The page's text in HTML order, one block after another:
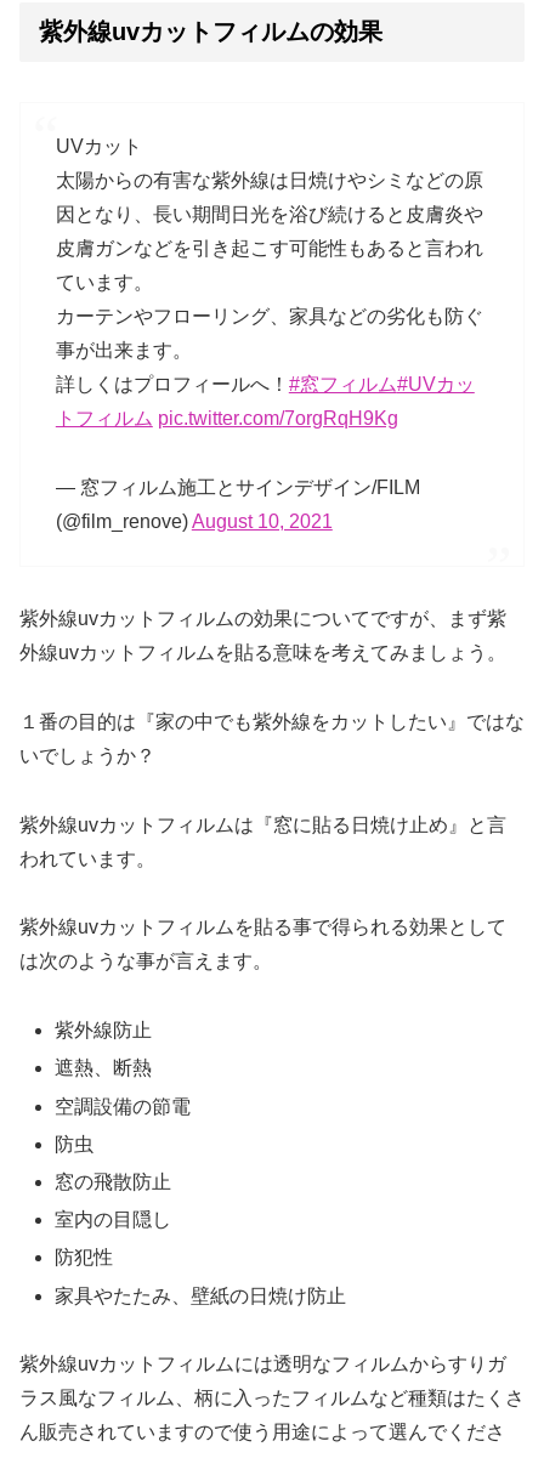
紫外線uvカットフィルムの効果
UVカット
太陽からの有害な紫外線は日焼けやシミなどの原
因となり、長い期間日光を浴び続けると皮膚炎や
皮膚ガンなどを引き起こす可能性もあると言われ
ています。
カーテンやフローリング、家具などの劣化も防ぐ
事が出来ます。
詳しくはプロフィールへ！ #窓フィルム#UVカッ
トフィルム pic.twitter.com/7orgRqH9Kg
— 窓フィルム施工とサインデザイン/FILM
(@film_renove)August 10, 2021
紫外線uvカットフィルムの効果についてですが、まず紫
外線uvカットフィルムを貼る意味を考えてみましょう。
１番の目的は『家の中でも紫外線をカットしたい』ではな
いでしょうか？
紫外線uvカットフィルムは『窓に貼る日焼け止め』と言
われています。
紫外線uvカットフィルムを貼る事で得られる効果として
は次のような事が言えます。
紫外線防止
遮熱、断熱
空調設備の節電
防虫
窓の飛散防止
室内の目隠し
防犯性
家具やたたみ、壁紙の日焼け防止
紫外線uvカットフィルムには透明なフィルムからすりガ
ラス風なフィルム、柄に入ったフィルムなど種類はたくさ
ん販売されていますので使う用途によって選んでくださ